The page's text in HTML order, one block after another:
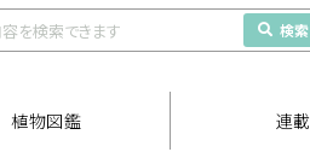
検索
植物図鑑 連載